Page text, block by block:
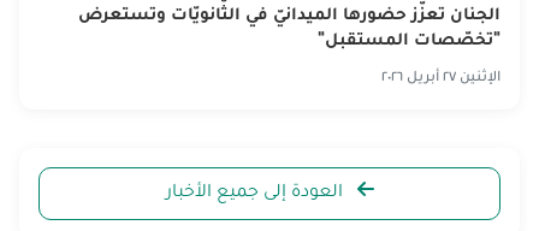
الجنان تعزّز حضورها الميدانيّ في الثّانويّات وتستعرض
"تخصّصات المستقبل"
الإثنين ٢٧ أبريل ٢٠٢٦
العودة إلى جميع الأخبار